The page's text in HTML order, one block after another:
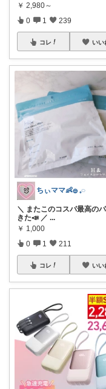
￥ 2,980～
0 1 239
コレ いい
ちぃママ👶𓐍 𓈒◌
＼ またこのコスパ最高の
きた📣 ／ ...
￥ 1,000
0 1 211
コレ いい